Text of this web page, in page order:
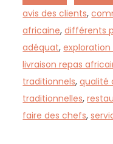
avis des clients,
africaine,différents
adéquat,
livraison repas
traditionnels,qualité
traditionnelles,
faire des chefs,